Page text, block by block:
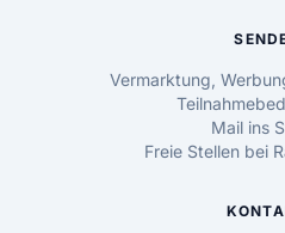
Vermarktung,
Mail ins
Freie Stellen bei